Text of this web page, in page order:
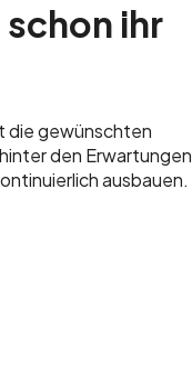
ihr
die gewünschten
den Erwartungen
ausbauen.